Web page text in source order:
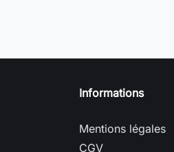
Informations
Mentions légales
CGV